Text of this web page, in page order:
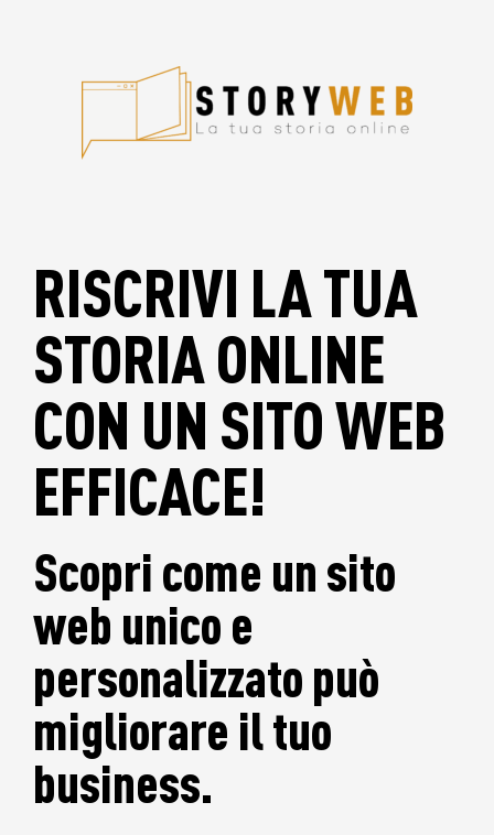
RISCRIVI LA TUA
STORIA ONLINE
CON UN SITO WEB
EFFICACE!
Scopri come un sito
web unico e
personalizzato può
migliorare il tuo
business.